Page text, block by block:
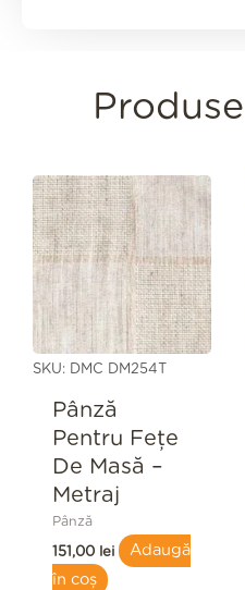
SKU: DMC DM254T
Pânză
Pentru Feţe
De Masă –
Metraj
Pânză
151,00 lei
Adaugă
în coș